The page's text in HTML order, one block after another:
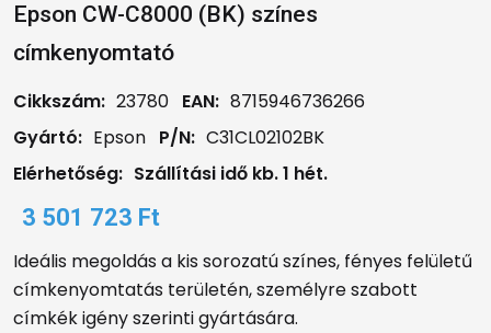
Epson CW-C8000 (BK) színes
címkenyomtató
Cikkszám: 23780 EAN: 8715946736266
Gyártó: Epson P/N: C31CL02102BK
Elérhetőség: Szállítási idő kb. 1 hét.
3 501 723 Ft
Ideális megoldás a kis sorozatú színes, fényes felületű
címkenyomtatás területén, személyre szabott
címkék igény szerinti gyártására.